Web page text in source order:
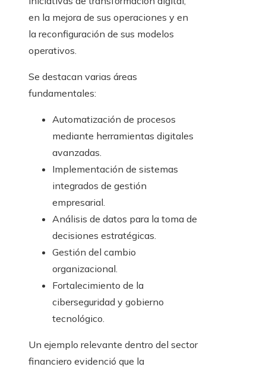
en la mejora de sus operaciones y en
la reconfiguración de sus modelos
operativos.
Se destacan varias áreas
fundamentales:
Automatización de procesos
mediante herramientas digitales
avanzadas.
Implementación de sistemas
integrados de gestión
empresarial.
Análisis de datos para la toma de
decisiones estratégicas.
Gestión del cambio
organizacional.
Fortalecimiento de la
ciberseguridad y gobierno
tecnológico.
Un ejemplo relevante dentro del sector
financiero evidenció que la